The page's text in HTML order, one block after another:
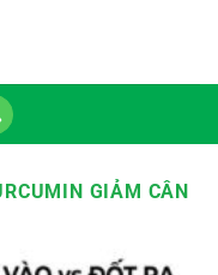
GIẢM CÂN